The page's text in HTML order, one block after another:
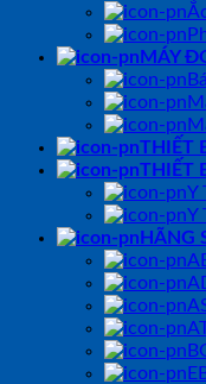
MÁY
THIẾT
THIẾT
Y
Y
HÃNG